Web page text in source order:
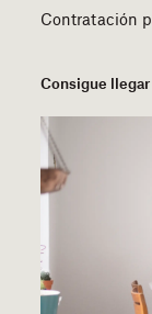
Contratación
Consigue